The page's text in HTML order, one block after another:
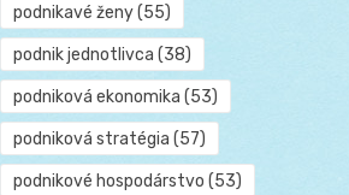
podnikavé ženy(55)
podnik jednotlivca (38)
podniková ekonomika (53)
podniková stratégia (57)
podnikové hospodárstvo (53)